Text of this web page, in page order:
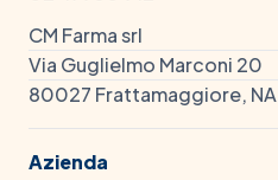
CM Farma srl
Via Guglielmo Marconi 20
80027 Frattamaggiore, NA
Azienda